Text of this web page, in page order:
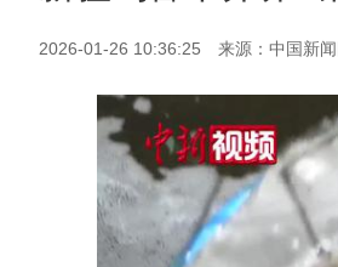
2026-01-26 10:36:25 来源：中国新闻